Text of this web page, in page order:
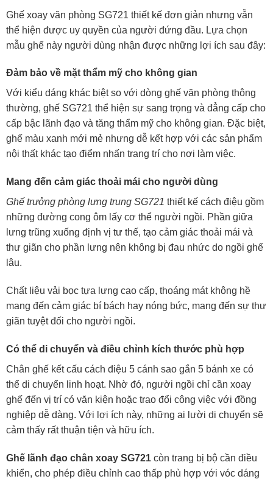
Ghế xoay văn phòng SG721 thiết kế đơn giản nhưng vẫn
thể hiện được uy quyền của người đứng đầu. Lựa chọn
mẫu ghế này người dùng nhận được những lợi ích sau đây:
Đảm bảo về mặt thẩm mỹ cho không gian
Với kiểu dáng khác biệt so với dòng ghế văn phòng thông
thường, ghế SG721 thể hiện sự sang trọng và đẳng cấp cho
cấp bậc lãnh đạo và tăng thẩm mỹ cho không gian. Đặc biệt,
ghế màu xanh mới mẻ nhưng dễ kết hợp với các sản phẩm
nội thất khác tạo điểm nhấn trang trí cho nơi làm việc.
Mang đến cảm giác thoải mái cho người dùng
Ghế trưởng phòng lưng trung SG721 thiết kế cách điệu gồm
những đường cong ôm lấy cơ thể người ngồi. Phần giữa
lưng trũng xuống định vị tư thế, tạo cảm giác thoải mái và
thư giãn cho phần lưng nên không bị đau nhức do ngồi ghế
lâu.
Chất liệu vải bọc tựa lưng cao cấp, thoáng mát không hề
mang đến cảm giác bí bách hay nóng bức, mang đến sự thư
giãn tuyệt đối cho người ngồi.
Có thể di chuyển và điều chỉnh kích thước phù hợp
Chân ghế kết cấu cách điệu 5 cánh sao gắn 5 bánh xe có
thể di chuyển linh hoạt. Nhờ đó, người ngồi chỉ cần xoay
ghế đến vị trí có văn kiện hoặc trao đổi công việc với đồng
nghiệp dễ dàng. Với lợi ích này, những ai lười di chuyển sẽ
cảm thấy rất thuận tiện và hữu ích.
Ghế lãnh đạo chân xoay SG721 còn trang bị bộ cần điều
khiển, cho phép điều chỉnh cao thấp phù hợp với vóc dáng